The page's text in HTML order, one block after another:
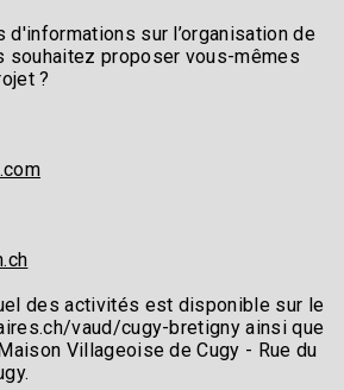
d'informations sur l’organisation de
souhaitez proposer vous-mêmes
?
des activités est disponible sur le
vaud/cugy-bretigny ainsi que
Villageoise de Cugy - Rue du